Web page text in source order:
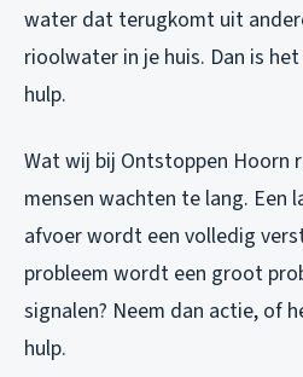
water dat terugkomt uit
rioolwater in je huis. Dan is
hulp.
Wat wij bij Ontstoppen Hoorn
mensen wachten te lang. Een
afvoer wordt een volledig
probleem wordt een groot
signalen? Neem dan actie, of
hulp.